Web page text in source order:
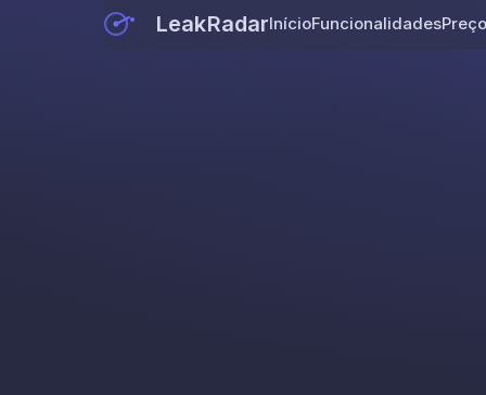
LeakRadarInícioFuncionalidades